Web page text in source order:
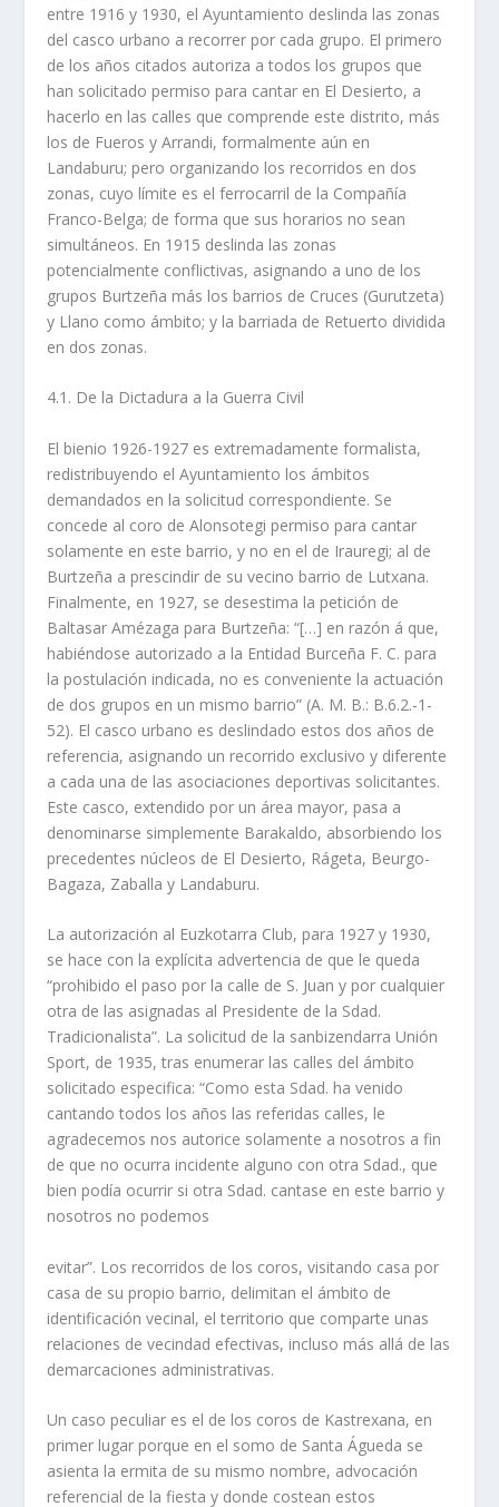
entre 1916 y 1930, el Ayuntamiento deslinda las zonas
del casco urbano a recorrer por cada grupo. El primero
de los años citados autoriza a todos los grupos que
han solicitado permiso para cantar en El Desierto, a
hacerlo en las calles que comprende este distrito, más
los de Fueros y Arrandi, formalmente aún en
Landaburu; pero organizando los recorridos en dos
zonas, cuyo límite es el ferrocarril de la Compañía
Franco-Belga; de forma que sus horarios no sean
simultáneos. En 1915 deslinda las zonas
potencialmente conflictivas, asignando a uno de los
grupos Burtzeña más los barrios de Cruces (Gurutzeta)
y Llano como ámbito; y la barriada de Retuerto dividida
en dos zonas.
4.1. De la Dictadura a la Guerra Civil
El bienio 1926-1927 es extremadamente formalista,
redistribuyendo el Ayuntamiento los ámbitos
demandados en la solicitud correspondiente. Se
concede al coro de Alonsotegi permiso para cantar
solamente en este barrio, y no en el de Irauregi; al de
Burtzeña a prescindir de su vecino barrio de Lutxana.
Finalmente, en 1927, se desestima la petición de
Baltasar Amézaga para Burtzeña: “[…] en razón á que,
habiéndose autorizado a la Entidad Burceña F. C. para
la postulación indicada, no es conveniente la actuación
de dos grupos en un mismo barrio” (A. M. B.: B.6.2.-1-
52). El casco urbano es deslindado estos dos años de
referencia, asignando un recorrido exclusivo y diferente
a cada una de las asociaciones deportivas solicitantes.
Este casco, extendido por un área mayor, pasa a
denominarse simplemente Barakaldo, absorbiendo los
precedentes núcleos de El Desierto, Rágeta, Beurgo-
Bagaza, Zaballa y Landaburu.
La autorización al Euzkotarra Club, para 1927 y 1930,
se hace con la explícita advertencia de que le queda
“prohibido el paso por la calle de S. Juan y por cualquier
otra de las asignadas al Presidente de la Sdad.
Tradicionalista”. La solicitud de la sanbizendarra Unión
Sport, de 1935, tras enumerar las calles del ámbito
solicitado especifica: “Como esta Sdad. ha venido
cantando todos los años las referidas calles, le
agradecemos nos autorice solamente a nosotros a fin
de que no ocurra incidente alguno con otra Sdad., que
bien podía ocurrir si otra Sdad. cantase en este barrio y
nosotros no podemos
evitar”. Los recorridos de los coros, visitando casa por
casa de su propio barrio, delimitan el ámbito de
identificación vecinal, el territorio que comparte unas
relaciones de vecindad efectivas, incluso más allá de las
demarcaciones administrativas.
Un caso peculiar es el de los coros de Kastrexana, en
primer lugar porque en el somo de Santa Águeda se
asienta la ermita de su mismo nombre, advocación
referencial de la fiesta y donde costean estos